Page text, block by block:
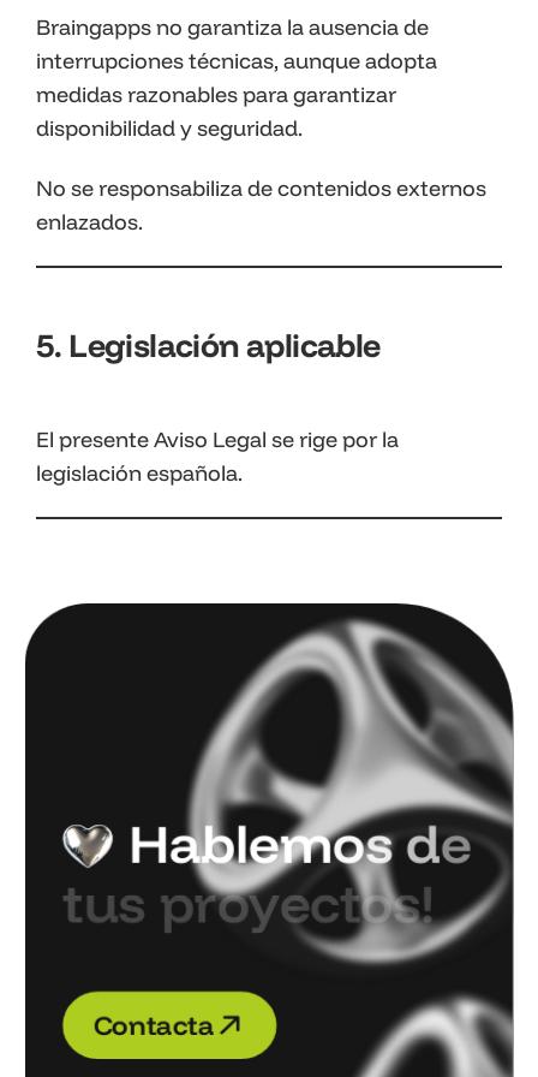
Braingapps no garantiza la ausencia de
interrupciones técnicas, aunque adopta
medidas razonables para garantizar
disponibilidad y seguridad.
No se responsabiliza de contenidos externos
enlazados.
5. Legislación aplicable
El presente Aviso Legal se rige por la
legislación española.
Hablemos de
tus proyectos!
Contacta
Contacta